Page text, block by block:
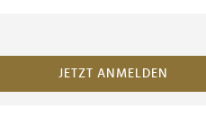
JETZT ANMELDEN